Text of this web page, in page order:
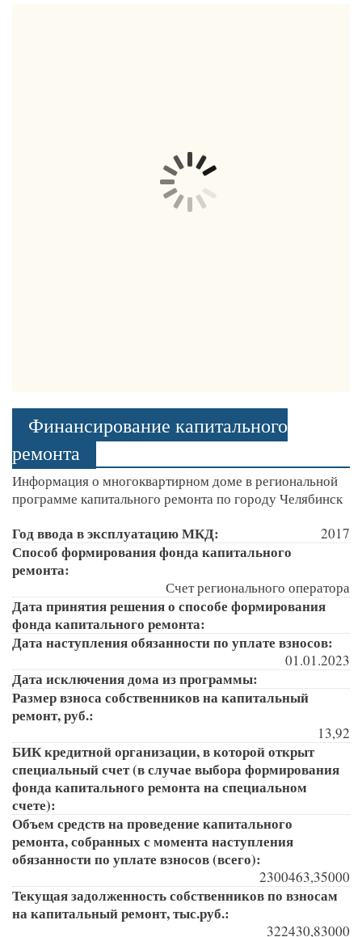
Финансирование капитального
ремонта
Информация о многоквартирном доме в региональной
программе капитального ремонта по городу Челябинск
Год ввода в эксплуатацию МКД: 2017
Способ формирования фонда капитального
ремонта:
Счет регионального оператора
Дата принятия решения о способе формирования
фонда капитального ремонта:
Дата наступления обязанности по уплате взносов:
01.01.2023
Дата исключения дома из программы:
Размер взноса собственников на капитальный
ремонт, руб.:
13,92
БИК кредитной организации, в которой открыт
специальный счет (в случае выбора формирования
фонда капитального ремонта на специальном
счете):
Объем средств на проведение капитального
ремонта, собранных с момента наступления
обязанности по уплате взносов (всего):
2300463,35000
Текущая задолженность собственников по взносам
на капитальный ремонт, тыс.руб.:
322430,83000